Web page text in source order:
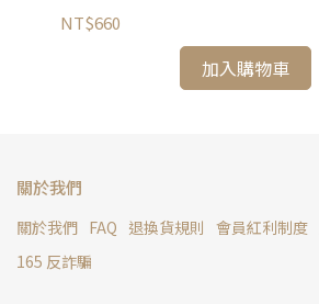
NT$660
加入購物車
關於我們
關於我們 FAQ 退換貨規則 會員紅利制度
165 反詐騙